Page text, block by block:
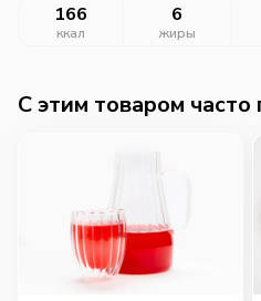
166
ккал
6
жиры
C этим товаром